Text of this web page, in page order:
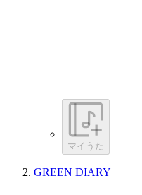
マイうた
GREEN DIARY